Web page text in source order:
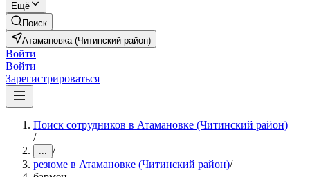
Ещё
Поиск
Атамановка (Читинский район)
Войти
Войти
Зарегистрироваться
Поиск сотрудников в Атамановке (Читинский район)
/
... /
резюме в Атамановке (Читинский район)/